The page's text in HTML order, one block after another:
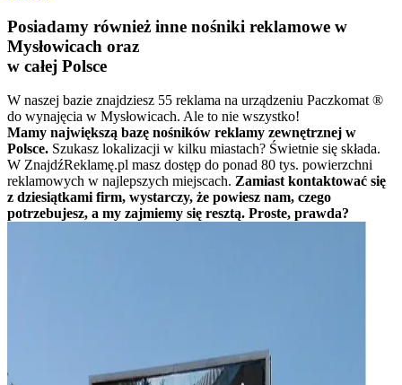
Posiadamy również inne nośniki reklamowe w
Mysłowicach oraz
w całej Polsce
W naszej bazie znajdziesz 55 reklama na urządzeniu Paczkomat ®
do wynajęcia w Mysłowicach. Ale to nie wszystko!
Mamy największą bazę nośników reklamy zewnętrznej w
Polsce. Szukasz lokalizacji w kilku miastach? Świetnie się składa.
W ZnajdźReklamę.pl masz dostęp do ponad 80 tys. powierzchni
reklamowych w najlepszych miejscach. Zamiast kontaktować się
z dziesiątkami firm, wystarczy, że powiesz nam, czego
potrzebujesz, a my zajmiemy się resztą. Proste, prawda?